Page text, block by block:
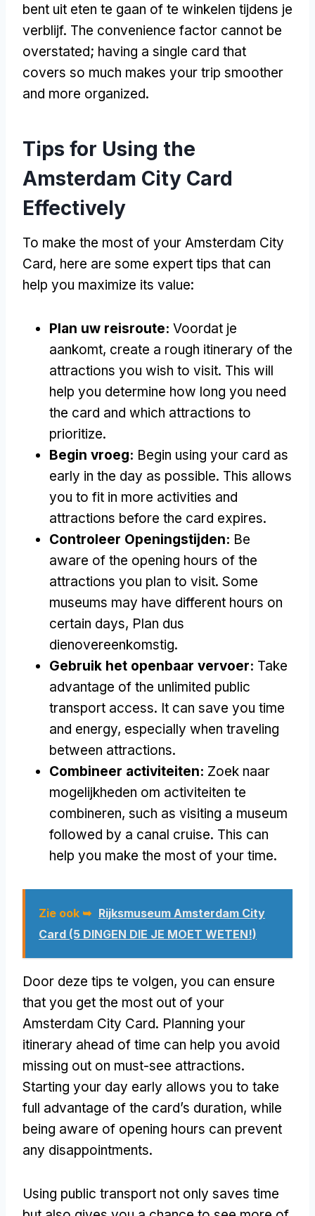
bent uit eten te gaan of te winkelen tijdens je
verblijf. The convenience factor cannot be
overstated; having a single card that
covers so much makes your trip smoother
and more organized.
Tips for Using the
Amsterdam City Card
Effectively
To make the most of your Amsterdam City
Card, here are some expert tips that can
help you maximize its value:
Plan uw reisroute: Voordat je
aankomt, create a rough itinerary of the
attractions you wish to visit. This will
help you determine how long you need
the card and which attractions to
prioritize.
Begin vroeg: Begin using your card as
early in the day as possible. This allows
you to fit in more activities and
attractions before the card expires.
Controleer Openingstijden: Be
aware of the opening hours of the
attractions you plan to visit. Some
museums may have different hours on
certain days, Plan dus
dienovereenkomstig.
Gebruik het openbaar vervoer: Take
advantage of the unlimited public
transport access. It can save you time
and energy, especially when traveling
between attractions.
Combineer activiteiten: Zoek naar
mogelijkheden om activiteiten te
combineren, such as visiting a museum
followed by a canal cruise. This can
help you make the most of your time.
Zie ook ➥ Rijksmuseum Amsterdam City
Card (5 DINGEN DIE JE MOET WETEN!)
Door deze tips te volgen, you can ensure
that you get the most out of your
Amsterdam City Card. Planning your
itinerary ahead of time can help you avoid
missing out on must-see attractions.
Starting your day early allows you to take
full advantage of the card’s duration, while
being aware of opening hours can prevent
any disappointments.
Using public transport not only saves time